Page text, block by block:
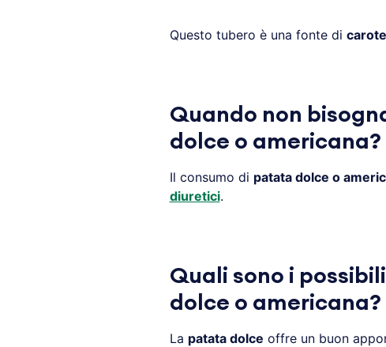
Questo tubero è una fonte di
Quando non
dolce o americana?
Il consumo di patata dolce o
diuretici.
Quali sono i
dolce o americana?
La patata dolce offre un buon